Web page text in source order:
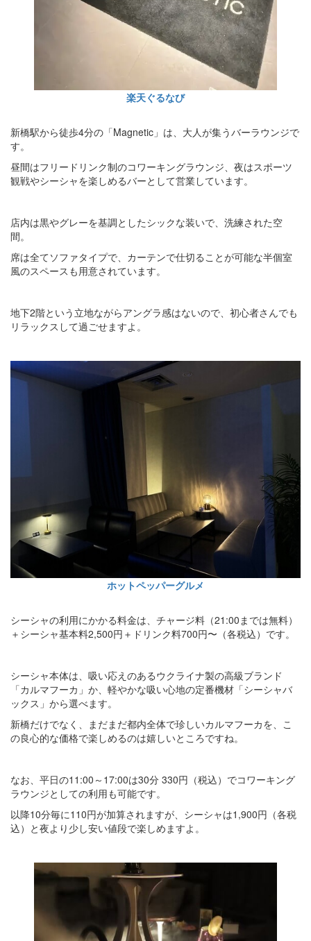
楽天ぐるなび
新橋駅から徒歩4分の「Magnetic」は、大人が集うバーラウンジで
す。
昼間はフリードリンク制のコワーキングラウンジ、夜はスポーツ
観戦やシーシャを楽しめるバーとして営業しています。
店内は黒やグレーを基調としたシックな装いで、洗練された空
間。
席は全てソファタイプで、カーテンで仕切ることが可能な半個室
風のスペースも用意されています。
地下2階という立地ながらアングラ感はないので、初心者さんでも
リラックスして過ごせますよ。
ホットペッパーグルメ
シーシャの利用にかかる料金は、チャージ料（21:00までは無料）
＋シーシャ基本料2,500円＋ドリンク料700円〜（各税込）です。
シーシャ本体は、吸い応えのあるウクライナ製の高級ブランド
「カルマフーカ」か、軽やかな吸い心地の定番機材「シーシャバ
ックス」から選べます。
新橋だけでなく、まだまだ都内全体で珍しいカルマフーカを、こ
の良心的な価格で楽しめるのは嬉しいところですね。
なお、平日の11:00～17:00は30分 330円（税込）でコワーキング
ラウンジとしての利用も可能です。
以降10分毎に110円が加算されますが、シーシャは1,900円（各税
込）と夜より少し安い値段で楽しめますよ。